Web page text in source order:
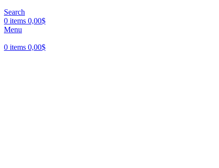
Search
0 items 0,00$
Menu
0 items 0,00$